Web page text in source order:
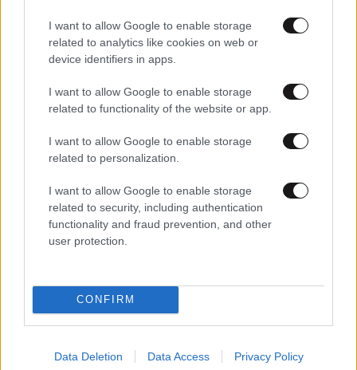
I want to allow Google to enable storage
related to analytics like cookies on web or
device identifiers in apps.
I want to allow Google to enable storage
related to functionality of the website or app.
I want to allow Google to enable storage
related to personalization.
I want to allow Google to enable storage
related to security, including authentication
functionality and fraud prevention, and other
user protection.
CONFIRM
Data Deletion Data Access Privacy Policy